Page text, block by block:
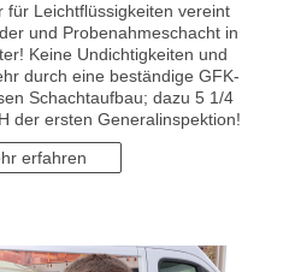
für Leichtflüssigkeiten vereint
und Probenahmeschacht in
Keine Undichtigkeiten und
durch eine beständige GFK-
Schachtaufbau; dazu 5 1/4
der ersten Generalinspektion!
erfahren